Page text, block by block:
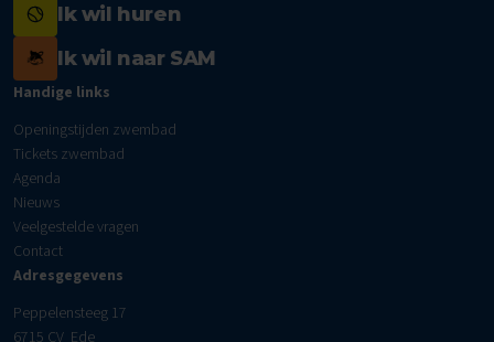
Ik wil huren
Ik wil naar SAM
Handige links
Openingstijden zwembad
Tickets zwembad
Agenda
Nieuws
Veelgestelde vragen
Contact
Adresgegevens
Peppelensteeg 17
6715 CV Ede